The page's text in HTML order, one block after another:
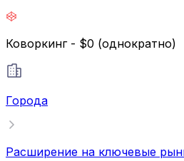
Коворкинг - $0 (однократно)
Города
Расширение на ключевые